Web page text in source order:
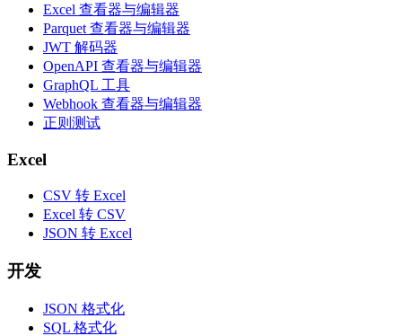
Excel 查看器与编辑器
Parquet 查看器与编辑器
JWT 解码器
OpenAPI 查看器与编辑器
GraphQL 工具
Webhook 查看器与编辑器
正则测试
Excel
CSV 转 Excel
Excel 转 CSV
JSON 转 Excel
开发
JSON 格式化
SQL 格式化